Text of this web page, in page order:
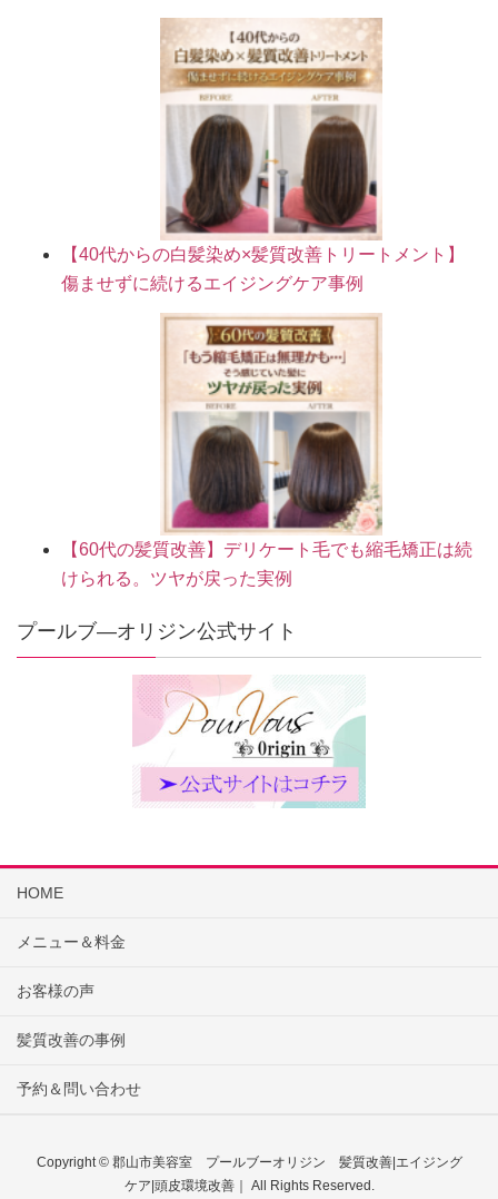
【40代からの白髪染め×髪質改善トリートメント】
傷ませずに続けるエイジングケア事例
【60代の髪質改善】デリケート毛でも縮毛矯正は続
けられる。ツヤが戻った実例
プールブ―オリジン公式サイト
HOME
メニュー＆料金
お客様の声
髪質改善の事例
予約＆問い合わせ
Copyright © 郡山市美容室 プールブーオリジン 髪質改善|エイジング
ケア|頭皮環境改善｜ All Rights Reserved.